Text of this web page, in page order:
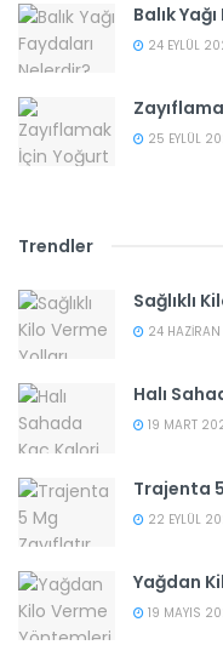
Balık
24 EYLÜL
25 EYLÜL
Trendler
Sağlıklı
24
Halı
19 MART
Trajenta
22 EYLÜL
Yağdan
19 MAYIS